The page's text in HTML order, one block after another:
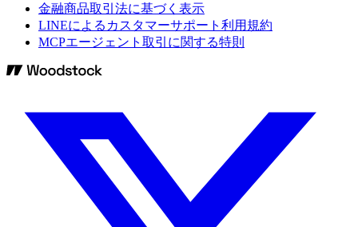
金融商品取引法に基づく表示
LINEによるカスタマーサポート利用規約
MCPエージェント取引に関する特則